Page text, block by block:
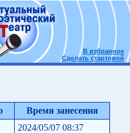
В избранное
Сделать стартовой
Время занесения
2024/05/07 08:37